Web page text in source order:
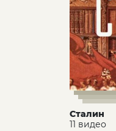
Сталин
11 видео